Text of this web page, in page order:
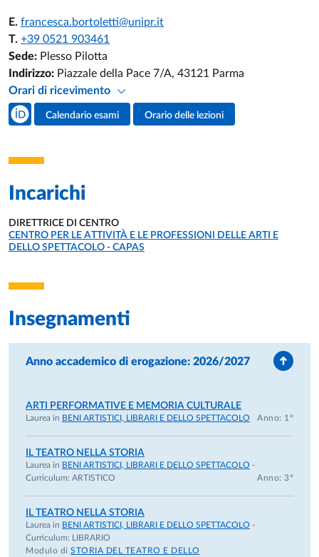
E. francesca.bortoletti@unipr.it
T. +39 0521 903461
Sede: Plesso Pilotta
Indirizzo: Piazzale della Pace 7/A, 43121 Parma
Orari di ricevimento
Social del docente
Calendario esami Orario delle lezioni
Incarichi
DIRETTRICE DI CENTRO
UNITÀ ORGANIZZATIVA AFFERENTE:
CENTRO PER LE ATTIVITÀ E LE PROFESSIONI DELLE ARTI E
DELLO SPETTACOLO - CAPAS
Insegnamenti
Anno accademico di erogazione: 2026/2027
ARTI PERFORMATIVE E MEMORIA CULTURALE
Laurea in BENI ARTISTICI, LIBRARI E DELLO SPETTACOLO Anno: 1°
IL TEATRO NELLA STORIA
Laurea in BENI ARTISTICI, LIBRARI E DELLO SPETTACOLO -
Curriculum: ARTISTICO Anno: 3°
IL TEATRO NELLA STORIA
Laurea in BENI ARTISTICI, LIBRARI E DELLO SPETTACOLO -
Curriculum: LIBRARIO
Modulo di STORIA DEL TEATRO E DELLO